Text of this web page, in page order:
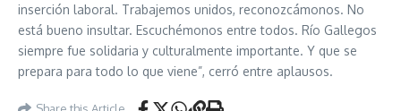
inserción laboral. Trabajemos unidos, reconozcámonos. No
está bueno insultar. Escuchémonos entre todos. Río Gallegos
siempre fue solidaria y culturalmente importante. Y que se
prepara para todo lo que viene”, cerró entre aplausos.